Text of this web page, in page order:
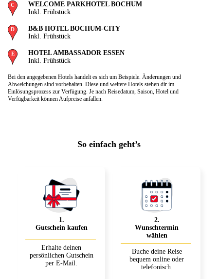
WELCOME PARKHOTEL BOCHUM
Inkl. Frühstück
B&B HOTEL BOCHUM-CITY
Inkl. Frühstück
HOTEL AMBASSADOR ESSEN
Inkl. Frühstück
Bei den angegebenen Hotels handelt es sich um Beispiele. Änderungen und
Abweichungen sind vorbehalten. Diese und weitere Hotels stehen dir im
Einlösungsprozess zur Verfügung. Je nach Reisedatum, Saison, Hotel und
Verfügbarkeit können Aufpreise anfallen.
So einfach geht’s
1.
Gutschein kaufen
Erhalte deinen
persönlichen Gutschein
per E-Mail.
2.
Wunschtermin
wählen
Buche deine Reise
bequem online oder
telefonisch.